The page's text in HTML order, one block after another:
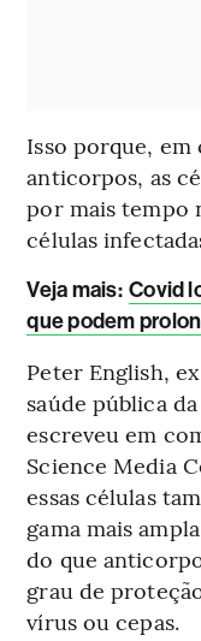
Isso porque, em
anticorpos, as
por mais tempo
células
Veja mais: Covid
que podem
Peter English,
saúde pública
escreveu em
Science Media
essas células
gama mais
do que
grau de
vírus ou cepas.